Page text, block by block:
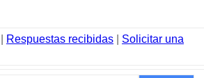
Respuestas recibidas
Solicitar una